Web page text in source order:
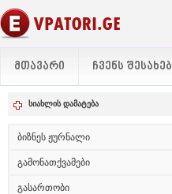
ᲛᲗᲐᲕᲐᲠᲘ ᲩᲕᲔᲜᲡ ᲨᲔᲡᲐᲮᲔᲑ
სიახლის დამატება
ბიზნეს ჟურნალი
გამონათქვამები
გასართობი